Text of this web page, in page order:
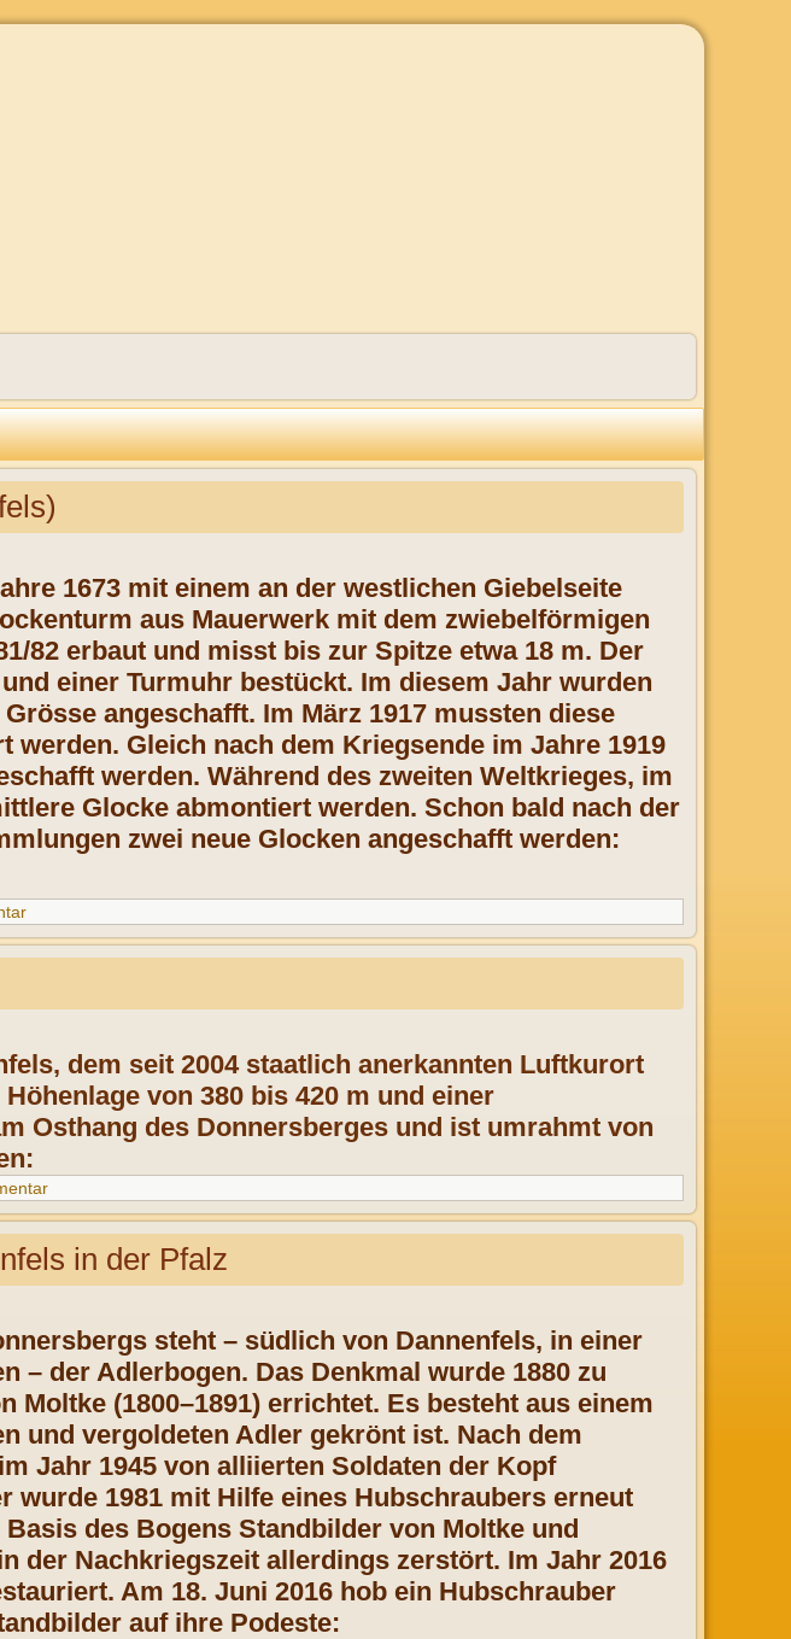
1673 mit einem an der westlichen Giebelseite
aus Mauerwerk mit dem zwiebelförmigen
82 erbaut und misst bis zur Spitze etwa 18 m. Der
einer Turmuhr bestückt. Im diesem Jahr wurden
angeschafft. Im März 1917 mussten diese
werden. Gleich nach dem Kriegsende im Jahre 1919
werden. Während des zweiten Weltkrieges, im
Glocke abmontiert werden. Schon bald nach der
zwei neue Glocken angeschafft werden:
dem seit 2004 staatlich anerkannten Luftkurort
von 380 bis 420 m und einer
Osthang des Donnersberges und ist umrahmt von
in der Pfalz
steht – südlich von Dannenfels, in einer
– der Adlerbogen. Das Denkmal wurde 1880 zu
Moltke (1800–1891) errichtet. Es besteht aus einem
und vergoldeten Adler gekrönt ist. Nach dem
Jahr 1945 von alliierten Soldaten der Kopf
wurde 1981 mit Hilfe eines Hubschraubers erneut
des Bogens Standbilder von Moltke und
der Nachkriegszeit allerdings zerstört. Im Jahr 2016
Am 18. Juni 2016 hob ein Hubschrauber
auf ihre Podeste: